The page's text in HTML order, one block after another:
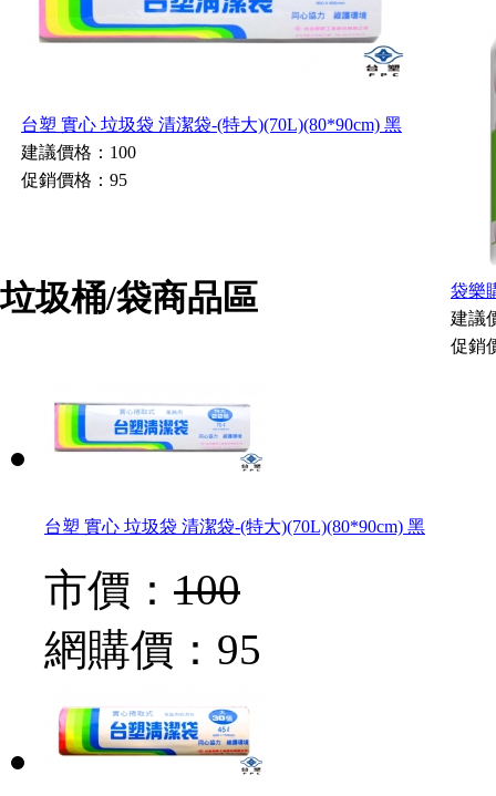
台塑 實心 垃圾袋 清潔袋-(特大)(70L)(80*90cm) 黑
建議價格：100
促銷價格：95
袋樂
建議
促銷
垃圾桶/袋商品區
台塑 實心 垃圾袋 清潔袋-(特大)(70L)(80*90cm) 黑
市價： 100
網購價： 95